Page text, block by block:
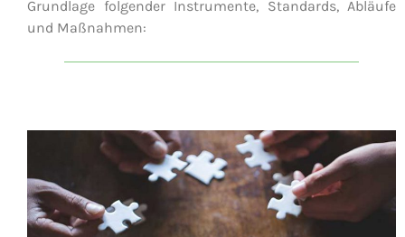
Grundlage folgender Instrumente, Standards, Abläufe
und Maßnahmen: